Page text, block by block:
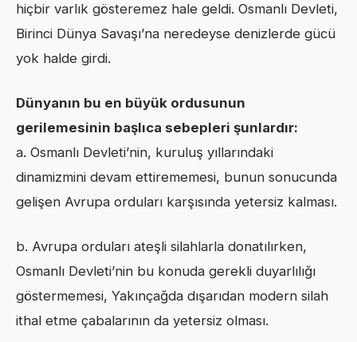
hiçbir varlık gösteremez hale geldi. Osmanlı Devleti,
Birinci Dünya Savaşı’na neredeyse denizlerde gücü
yok halde girdi.
Dünyanın bu en büyük ordusunun
gerilemesinin başlıca sebepleri şunlardır:
a. Osmanlı Devleti’nin, kuruluş yıllarındaki
dinamizmini devam ettirememesi, bunun sonucunda
gelişen Avrupa orduları karşısında yetersiz kalması.
b. Avrupa orduları ateşli silahlarla donatılırken,
Osmanlı Devleti’nin bu konuda gerekli duyarlılığı
göstermemesi, Yakınçağda dışarıdan modern silah
ithal etme çabalarının da yetersiz olması.